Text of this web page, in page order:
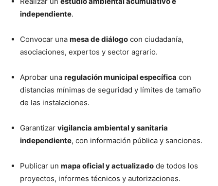
independiente.
Convocar una mesa de diálogo con ciudadanía,
asociaciones, expertos y sector agrario.
Aprobar una regulación municipal específica con
distancias mínimas de seguridad y límites de tamaño
de las instalaciones.
Garantizar vigilancia ambiental y sanitaria
independiente, con información pública y sanciones.
Publicar un mapa oficial y actualizado de todos los
proyectos, informes técnicos y autorizaciones.